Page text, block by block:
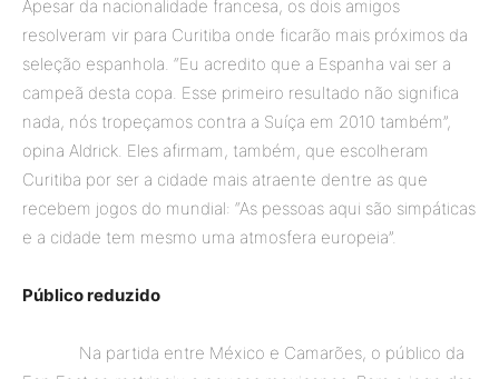
Apesar da nacionalidade francesa, os dois amigos
resolveram vir para Curitiba onde ficarão mais próximos da
seleção espanhola. “Eu acredito que a Espanha vai ser a
campeã desta copa. Esse primeiro resultado não significa
nada, nós tropeçamos contra a Suíça em 2010 também”,
opina Aldrick. Eles afirmam, também, que escolheram
Curitiba por ser a cidade mais atraente dentre as que
recebem jogos do mundial: “As pessoas aqui são simpáticas
e a cidade tem mesmo uma atmosfera europeia”.
Público reduzido
Na partida entre México e Camarões, o público da